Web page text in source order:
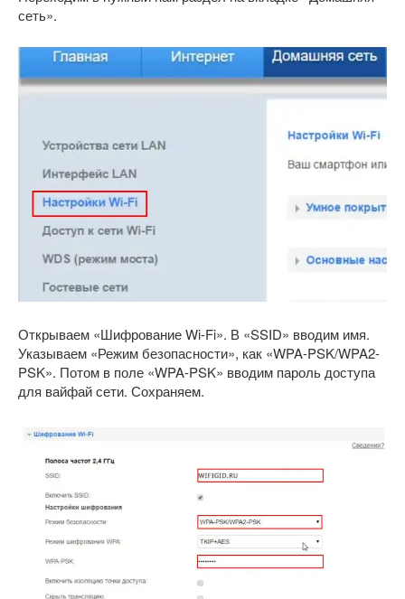
сеть».
Открываем «Шифрование Wi-Fi». В «SSID» вводим имя.
Указываем «Режим безопасности», как «WPA-PSK/WPA2-
PSK». Потом в поле «WPA-PSK» вводим пароль доступа
для вайфай сети. Сохраняем.